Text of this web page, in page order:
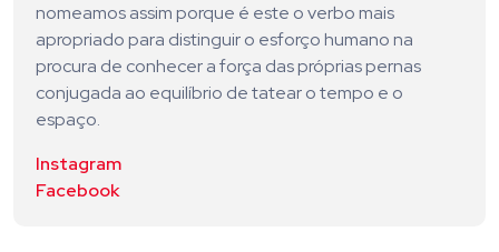
nomeamos assim porque é este o verbo mais
apropriado para distinguir o esforço humano na
procura de conhecer a força das próprias pernas
conjugada ao equilíbrio de tatear o tempo e o
espaço.
Instagram
Facebook